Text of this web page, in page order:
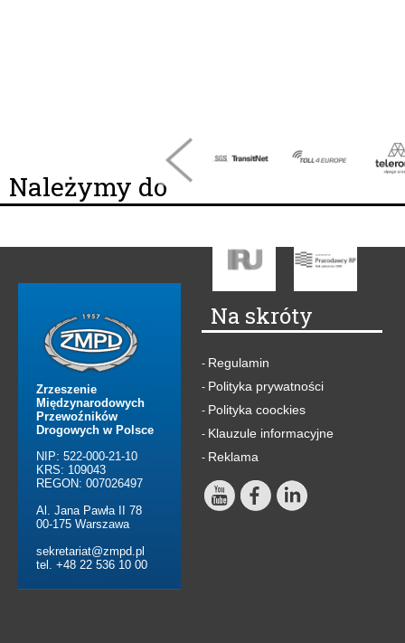
Należymy do
Zrzeszenie
Międzynarodowych
Przewoźników
Drogowych w Polsce
NIP: 522-000-21-10
KRS: 109043
REGON: 007026497
Al. Jana Pawła II 78
00-175 Warszawa
sekretariat@zmpd.pl
tel. +48 22 536 10 00
Na skróty
- Regulamin
- Polityka prywatności
- Polityka coockies
- Klauzule informacyjne
- Reklama